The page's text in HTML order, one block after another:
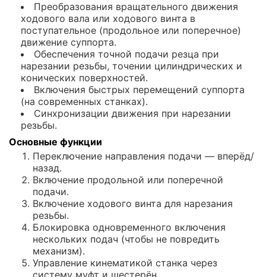
Преобразования вращательного движения
ходового вала или ходового винта в
поступательное (продольное или поперечное)
движение суппорта.
Обеспечения точной подачи резца при
нарезании резьбы, точении цилиндрических и
конических поверхностей.
Включения быстрых перемещений суппорта
(на современных станках).
Синхронизации движения при нарезании
резьбы.
Основные функции
Переключение направления подачи — вперёд/
назад.
Включение продольной или поперечной
подачи.
Включение ходового винта для нарезания
резьбы.
Блокировка одновременного включения
нескольких подач (чтобы не повредить
механизм).
Управление кинематикой станка через